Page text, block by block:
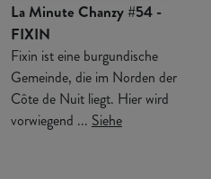
La Minute Chanzy #54 -
FIXIN
Fixin ist eine burgundische
Gemeinde, die im Norden der
Côte de Nuit liegt. Hier wird
vorwiegend ... Siehe